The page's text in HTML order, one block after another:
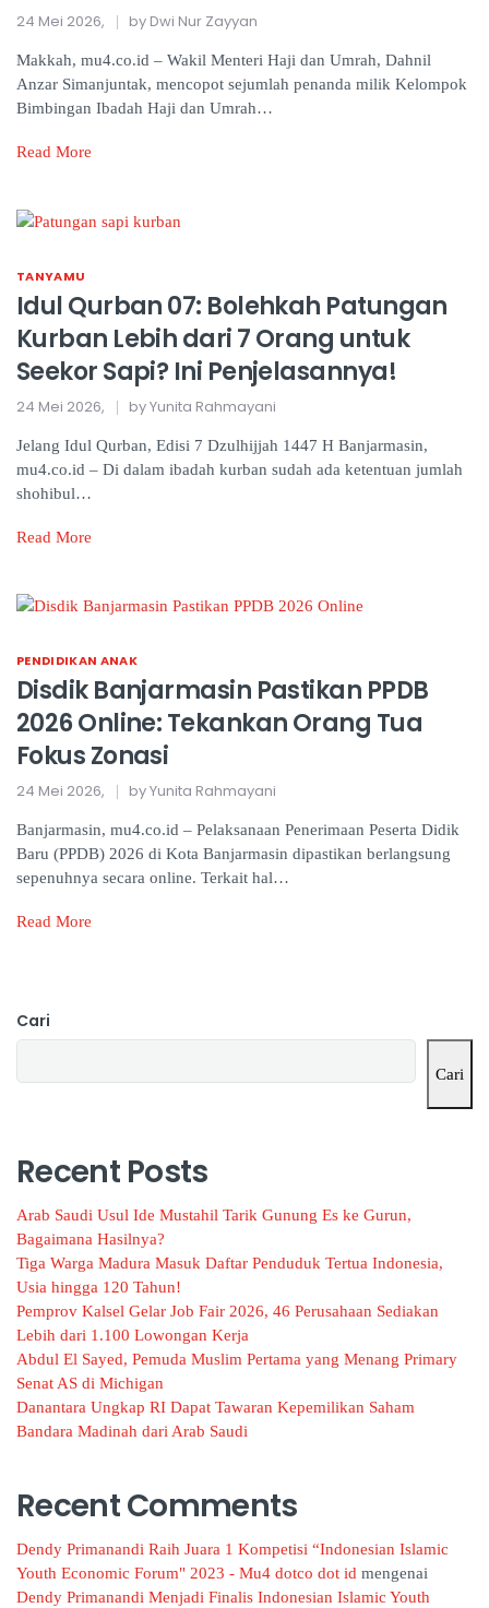
24 Mei 2026, by Dwi Nur Zayyan
Makkah, mu4.co.id – Wakil Menteri Haji dan Umrah, Dahnil
Anzar Simanjuntak, mencopot sejumlah penanda milik Kelompok
Bimbingan Ibadah Haji dan Umrah…
Read More
TANYAMU
Idul Qurban 07: Bolehkah Patungan
Kurban Lebih dari 7 Orang untuk
Seekor Sapi? Ini Penjelasannya!
24 Mei 2026, by Yunita Rahmayani
Jelang Idul Qurban, Edisi 7 Dzulhijjah 1447 H Banjarmasin,
mu4.co.id – Di dalam ibadah kurban sudah ada ketentuan jumlah
shohibul…
Read More
PENDIDIKAN ANAK
Disdik Banjarmasin Pastikan PPDB
2026 Online: Tekankan Orang Tua
Fokus Zonasi
24 Mei 2026, by Yunita Rahmayani
Banjarmasin, mu4.co.id – Pelaksanaan Penerimaan Peserta Didik
Baru (PPDB) 2026 di Kota Banjarmasin dipastikan berlangsung
sepenuhnya secara online. Terkait hal…
Read More
Cari
Cari
Recent Posts
Arab Saudi Usul Ide Mustahil Tarik Gunung Es ke Gurun,
Bagaimana Hasilnya?
Tiga Warga Madura Masuk Daftar Penduduk Tertua Indonesia,
Usia hingga 120 Tahun!
Pemprov Kalsel Gelar Job Fair 2026, 46 Perusahaan Sediakan
Lebih dari 1.100 Lowongan Kerja
Abdul El Sayed, Pemuda Muslim Pertama yang Menang Primary
Senat AS di Michigan
Danantara Ungkap RI Dapat Tawaran Kepemilikan Saham
Bandara Madinah dari Arab Saudi
Recent Comments
Dendy Primanandi Raih Juara 1 Kompetisi “Indonesian Islamic
Youth Economic Forum" 2023 - Mu4 dotco dot id mengenai
Dendy Primanandi Menjadi Finalis Indonesian Islamic Youth